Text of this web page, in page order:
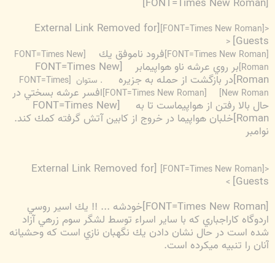
<[FONT=Times New Roman]
[External Link Removed for
Guests]
<
فرود ناموفق يك
[FONT=Times New
Roman]بر روي عرشه ناو هواپيمابر [FONT=Times New
Roman]در بازگشت از حمله به جزيره . ستوان [FONT=Times
New Roman]
افسر عرشه بسختي در
حال بالا رفتن از هواپيماست تا به [FONT=Times New
Roman]خلبان هواپيما در خروج از كابين آتش گرفته كمك كند.
نوامبر
<[FONT=Times New Roman]
[External Link Removed for
Guests]
>
[FONT=Times New Roman]خودشه ... !! يك اسير روسي
اردوگاه كاراجباري كه با ساير اسراء توسط لشگر سوم زرهي آزاد
شده است در حال نشان دادن يك نگهبان نازي است كه وحشيانه
آنان را تنبيه ميكرده است.